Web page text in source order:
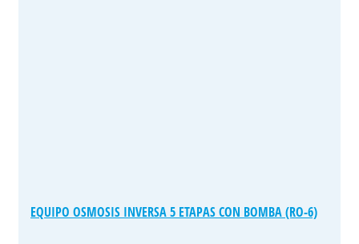
EQUIPO OSMOSIS INVERSA 5 ETAPAS CON BOMBA (RO-6)